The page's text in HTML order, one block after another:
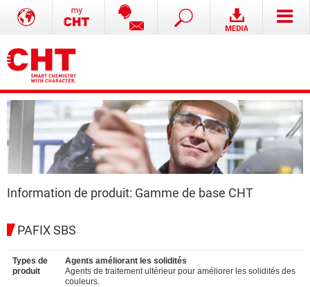
Information de produit: Gamme de base CHT
PAFIX SBS
Types de
produit
Agents améliorant les solidités
Agents de traitement ultérieur pour améliorer les solidités des
couleurs.